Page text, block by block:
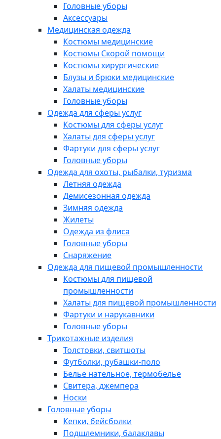
Головные уборы
Аксессуары
Медицинская одежда
Костюмы медицинские
Костюмы Скорой помощи
Костюмы хирургические
Блузы и брюки медицинские
Халаты медицинские
Головные уборы
Одежда для сферы услуг
Костюмы для сферы услуг
Халаты для сферы услуг
Фартуки для сферы услуг
Головные уборы
Одежда для охоты, рыбалки, туризма
Летняя одежда
Демисезонная одежда
Зимняя одежда
Жилеты
Одежда из флиса
Головные уборы
Снаряжение
Одежда для пищевой промышленности
Костюмы для пищевой
промышленности
Халаты для пищевой промышленности
Фартуки и нарукавники
Головные уборы
Трикотажные изделия
Толстовки, свитшоты
Футболки, рубашки-поло
Белье нательное, термобелье
Свитера, джемпера
Носки
Головные уборы
Кепки, бейсболки
Подшлемники, балаклавы